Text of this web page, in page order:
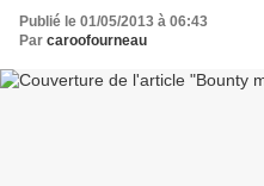
Publié le 01/05/2013 à 06:43
Par caroofourneau